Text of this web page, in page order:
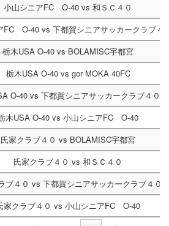
小山シニアFC O-40 vs 和ＳＣ４０
FC O-40 vs 下都賀シニアサッカークラブ４
栃木USA O-40 vs BOLAMISC宇都宮
栃木USA O-40vs gor MOKA 40FC
O-40 vs 下都賀シニアサッカークラブ４０
木USA O-40 vs 小山シニアFC O-40
氏家クラブ４０ vs BOLAMISC宇都宮
氏家クラブ４０ vs 和ＳＣ４０
ブ４０ vs 下都賀シニアサッカークラブ４０
家クラブ４０ vs 小山シニアFC O-40